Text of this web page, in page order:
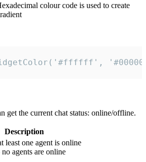
colour code is used to create
get the current chat status: online/offline.
Description
least one agent is online
no agents are online